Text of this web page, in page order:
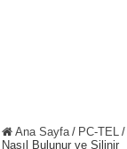
Ana Sayfa / PC-TEL /
Nasıl Bulunur ve Silinir